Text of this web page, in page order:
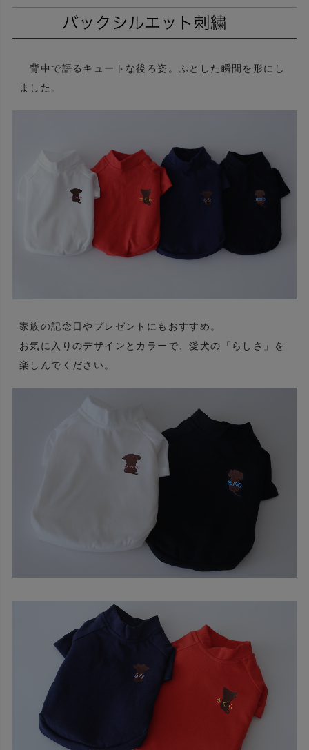
背中で語るキュートな後ろ姿。ふとした瞬間を形にし
ました。
家族の記念日やプレゼントにもおすすめ。
お気に入りのデザインとカラーで、愛犬の「らしさ」を
楽しんでください。